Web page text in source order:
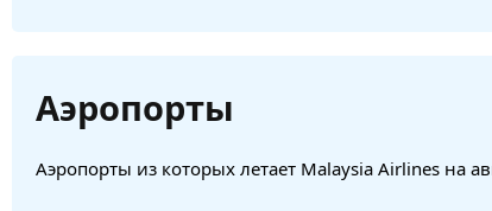
Аэропорты
Аэропорты из которых летает Malaysia Airlines на